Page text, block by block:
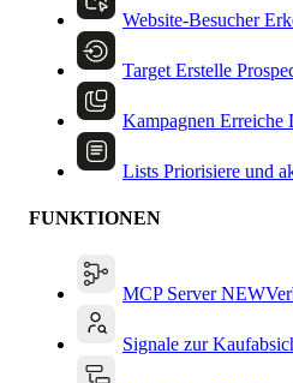
Website-Besucher
Target Erstelle
Kampagnen Erreiche
Lists Priorisiere und
FUNKTIONEN
MCP ServerNEW
Signale zur